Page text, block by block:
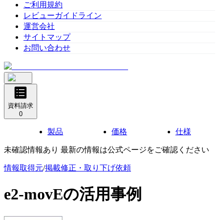
ご利用規約
レビューガイドライン
運営会社
サイトマップ
お問い合わせ
資料請求
0
製品 価格 仕様
未確認情報あり 最新の情報は公式ページをご確認ください
情報取得元/掲載修正・取り下げ依頼
e2-movEの活用事例